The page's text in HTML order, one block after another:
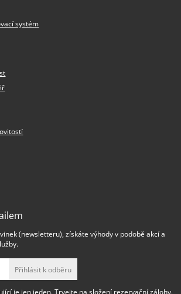
systém
(newsletteru), získáte výhody v podobě akcí a
Přihlásit k odběru
je jen jeden. Trvejte na složení rezervační zálohy.